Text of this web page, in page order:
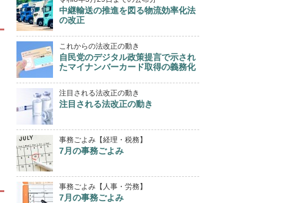
中継輸送の推進を図る物流効率化法
の改正
これからの法改正の動き
自民党のデジタル政策提言で示され
たマイナンバーカード取得の義務化
注目される法改正の動き
注目される法改正の動き
事務ごよみ【経理・税務】
7月の事務ごよみ
事務ごよみ【人事・労務】
7月の事務ごよみ